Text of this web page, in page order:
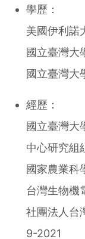
學歷：
美國伊利諾
國立臺灣大
國立臺灣大
經歷：
國立臺灣大
中心研究組
國家農業科
台灣生物機
社團法人台
9-2021